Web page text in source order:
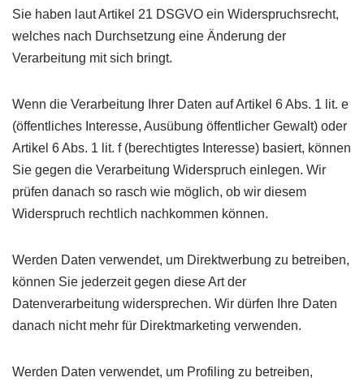
Sie haben laut Artikel 21 DSGVO ein Widerspruchsrecht,
welches nach Durchsetzung eine Änderung der
Verarbeitung mit sich bringt.
Wenn die Verarbeitung Ihrer Daten auf Artikel 6 Abs. 1 lit. e
(öffentliches Interesse, Ausübung öffentlicher Gewalt) oder
Artikel 6 Abs. 1 lit. f (berechtigtes Interesse) basiert, können
Sie gegen die Verarbeitung Widerspruch einlegen. Wir
prüfen danach so rasch wie möglich, ob wir diesem
Widerspruch rechtlich nachkommen können.
Werden Daten verwendet, um Direktwerbung zu betreiben,
können Sie jederzeit gegen diese Art der
Datenverarbeitung widersprechen. Wir dürfen Ihre Daten
danach nicht mehr für Direktmarketing verwenden.
Werden Daten verwendet, um Profiling zu betreiben,